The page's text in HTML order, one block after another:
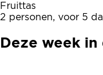
Fruittas
2 personen, voor 5
Deze week in